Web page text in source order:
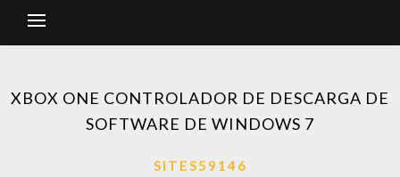
XBOX ONE CONTROLADOR DE DESCARGA DE
SOFTWARE DE WINDOWS 7
SITES59146